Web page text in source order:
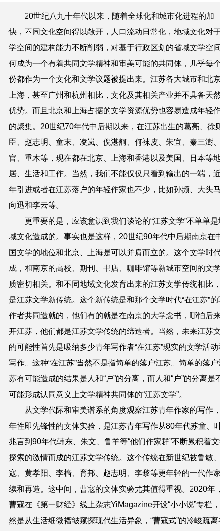
20世纪八九十年代以来，随着全球化和城市化进程的加
快，不同文化空间得以敞开，人口流动日常化，地域文化对
学空间的建构能力不断削弱，对基于行政区划的省域文学空
何成为一个有着共同文学精神和审美可能的共同体，几乎每
份都作为一个文化和文学议题被提出来。江苏各大城市和北
上海，甚至广州和杭州相比，文化及其相关产业并不具备天
优势。而且北京和上海占据的文学资源优势也容易造成年轻
的聚集。20世纪70年代中后期以来，在江苏出生的葛亮、徐
臣、赵志明、童末、凌岚、倪湛舸、何袜皮、朱宜、秦三澍
官、重木等，现在都在北京、上海和香港以及美国、日本等
居、生活和工作。当然，我们不能仅仅只看到输出的一端，
年引进或者在江苏落户的年轻作家也不少，比如孙频、大头
向迅和李云等。
更重要的是，应该意识到我们谈论的“江苏文学”不单单是
域文化造成的。事实也是这样，20世纪90年代中后期南京在
国文学的地位和北京、上海是可以并肩而立的。这个文学时
成，和南京的高校、期刊、书店、咖啡馆等新城市空间的文
质密切相关。和不同地域文化发育出来的江苏文学传统相比
是江苏文学新传统。这个新传统是和那个文学时代“在江苏”的
作者共同造就的，他们有的就是在南京的大学念书，哪怕后
开江苏，他们都是江苏文学传统的缔造者。当然，未来江苏
的可能性首先是吸纳多少青年写作者“在江苏”现实的文学活动
写作。这种“在江苏”当然不是指简单的落户江苏。简单的落户
苏有可能造成的结果是人和“户”的分离，而人和“户”的分离是
可能形成认同意义上文学精神共同体的“江苏文学”。
从文学代际和审美谱系的角度观察江苏青年作家的写作
年性即先锋性的文体实验，是江苏青年写作从80年代苏童、
兆言到90年代韩东、朱文、鲁羊等“他们作家群”不断累积着
探索的激情而成的江苏文学传统。这个传统在新世纪被鲁敏
寇、黄孝阳、李樯、育邦、赵志明、李黎等更年轻的一代作
续和再造。这中间，曹寇的文体实验尤其值得重视。2020年
曹寇在《第一财经》线上杂志YiMagazine开设“小小说”专栏
然是从生活细微褶皱窥探现代生活异象，“曹寇式”的冷峻疏离